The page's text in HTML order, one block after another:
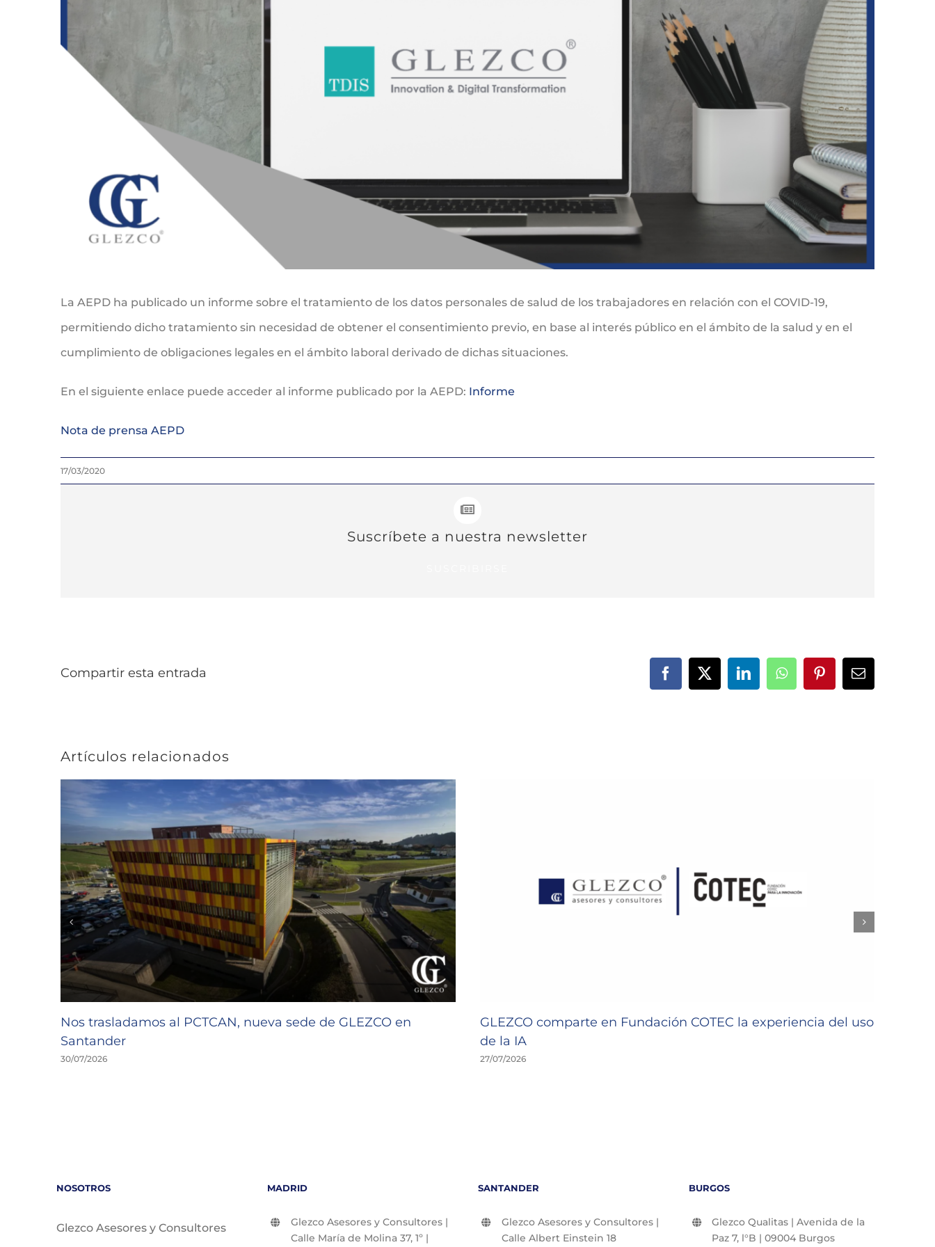
La AEPD ha publicado un informe sobre el tratamiento de los datos personales de salud de los trabajadores en relación con el COVID-19,
permitiendo dicho tratamiento sin necesidad de obtener el consentimiento previo, en base al interés público en el ámbito de la salud y en el
cumplimiento de obligaciones legales en el ámbito laboral derivado de dichas situaciones.
En el siguiente enlace puede acceder al informe publicado por la AEPD: Informe
Nota de prensa AEPD
17/03/2020
Suscríbete a nuestra newsletter
Compartir esta entrada Facebook
X LinkedInWhatsAppPinterestCorreo
electrónico
Artículos relacionados
Nos trasladamos al PCTCAN, nueva sede de GLEZCO en
Santander
30/07/2026
GLEZCO comparte en Fundación COTEC la experiencia del uso
de la IA
27/07/2026
NOSOTROS
Glezco Asesores y Consultores
MADRID
Glezco Asesores y Consultores |
Calle María de Molina 37, 1º |
SANTANDER
Glezco Asesores y Consultores |
Calle Albert Einstein 18
BURGOS
Glezco Qualitas | Avenida de la
Paz 7, l°B | 09004 Burgos